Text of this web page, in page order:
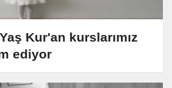
Kur'an kurslarımız
ediyor